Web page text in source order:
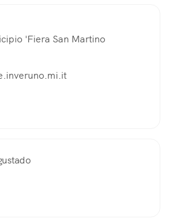
'Fiera San Martino